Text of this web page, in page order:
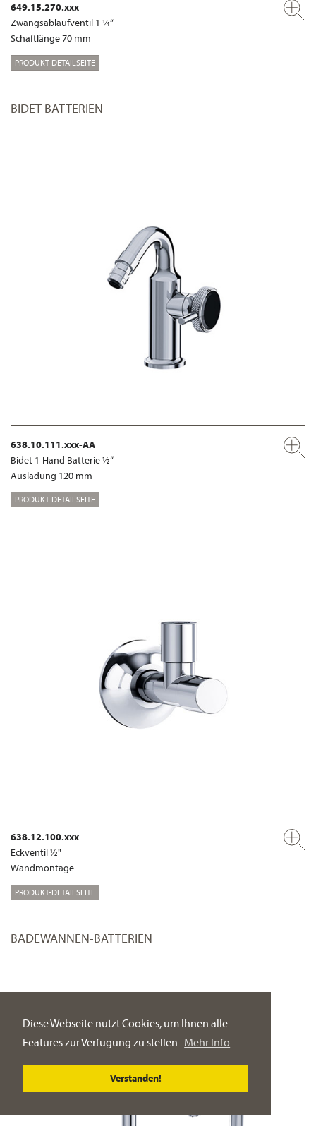
Diese Webseite nutzt Cookies, um Ihnen alle
Features zur Verfügung zu stellen. Mehr Info
Verstanden!
649.15.270.xxx
Zwangsablaufventil 1 ¼“
Schaftlänge 70 mm
PRODUKT-DETAILSEITE
BIDET BATTERIEN
638.10.111.xxx-AA
Bidet 1-Hand Batterie ½“
Ausladung 120 mm
PRODUKT-DETAILSEITE
638.12.100.xxx
Eckventil ½"
Wandmontage
PRODUKT-DETAILSEITE
BADEWANNEN-BATTERIEN